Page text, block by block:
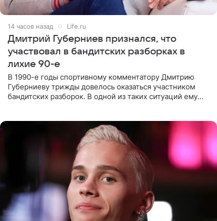
14 часов назад Life.ru
Дмитрий Губерниев признался, что
участвовал в бандитских разборках в
лихие 90-е
В 1990-е годы спортивному комментатору Дмитрию
Губерниеву трижды довелось оказаться участником
бандитских разборок. В одной из таких ситуаций ему